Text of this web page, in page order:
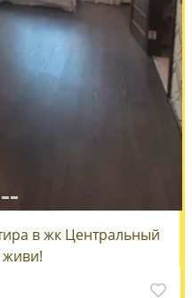
в жк Центральный